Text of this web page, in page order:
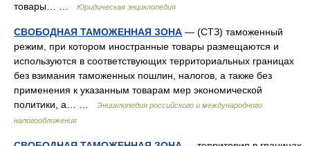
товары… …
Юридическая энциклопедия
СВОБОДНАЯ ТАМОЖЕННАЯ ЗОНА — (СТЗ) таможенный
режим, при котором иностранные товары размещаются и
используются в соответствующих территориальных границах
без взимания таможенных пошлин, налогов, а также без
применения к указанным товарам мер экономической
политики, а… …
Энциклопедия российского и международного
налогообложения